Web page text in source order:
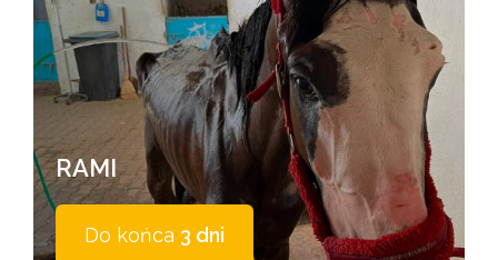
RAMI
Do końca 3 dni